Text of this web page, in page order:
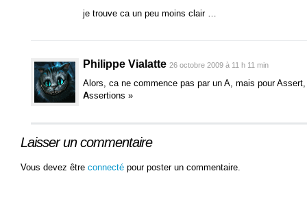
je trouve ca un peu moins clair …
Philippe Vialatte 26 octobre 2009 à 11 h 11 min
Alors, ca ne commence pas par un A, mais pour
Assertions »
Laisser un commentaire
Vous devez être connecté pour poster un commentaire.